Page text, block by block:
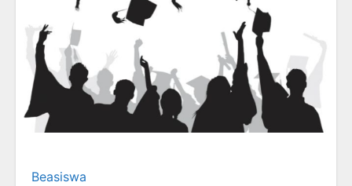
Beasiswa